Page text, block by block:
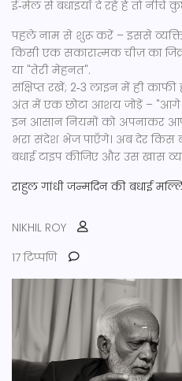
ई‑मेल से बधाइयाँ दे रहे हैं तो नीचे
पहले नाम से शुरू करें – इससे
किसी एक सकारात्मक चीज़ का
या "तेरी मेहनत".
संक्षिप्त रखें; 2‑3 लाइन में ही काफी
अंत में एक छोटा आशय जोड़ें – "आगे
इन आसान नियमों को अपनाकर
भरा संदेश भेज पाएँगे। अब देर किस
बधाई टाइप कीजिए और उस खास
राहुल गांधी जन्मदिन की बधाई
NIKHIL ROY
17 टिप्पणि